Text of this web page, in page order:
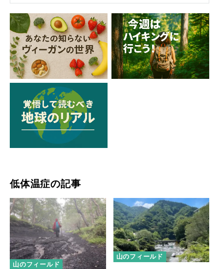
低体温症の記事
山のフィールド
山のフィールド